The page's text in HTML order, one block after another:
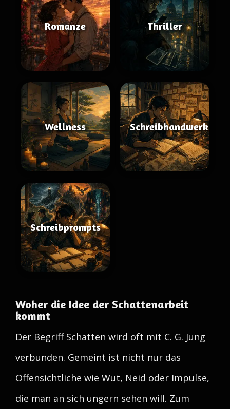
Romanze Thriller
Wellness Schreibhandwerk
Schreibprompts
Woher die Idee der Schattenarbeit
kommt
Der Begriff Schatten wird oft mit C. G. Jung
verbunden. Gemeint ist nicht nur das
Offensichtliche wie Wut, Neid oder Impulse,
die man an sich ungern sehen will. Zum